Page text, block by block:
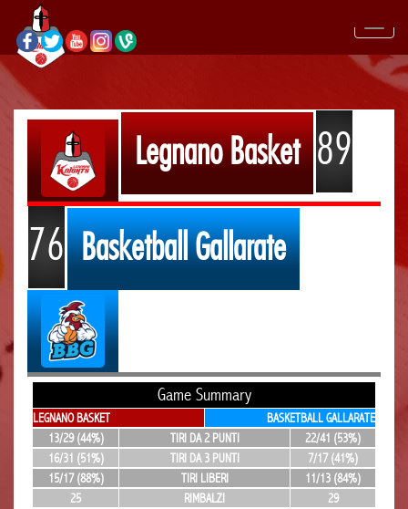
Legnano Basket 89
76 Basketball Gallarate
Game Summary
LEGNANO BASKET
BASKETBALL GALLARATE
13/29 (44%)
TIRI DA 2 PUNTI
22/41 (53%)
16/31 (51%)
TIRI DA 3 PUNTI
7/17 (41%)
15/17 (88%)
TIRI LIBERI
11/13 (84%)
25
RIMBALZI
29